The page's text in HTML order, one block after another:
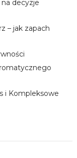
decyzje
– jak zapach
i Kompleksowe